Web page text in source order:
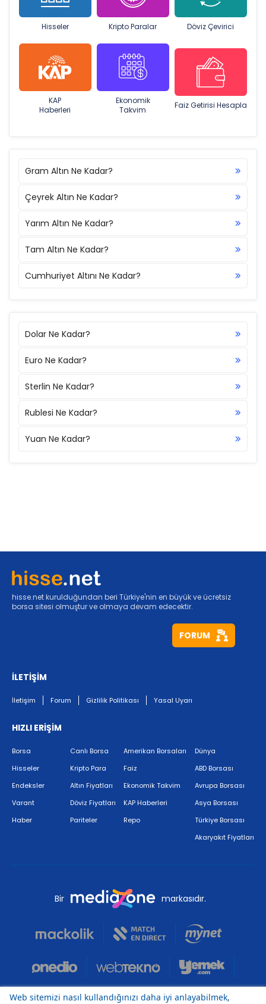
Hisseler Kripto Paralar Döviz Çevirici
KAP
Haberleri
Ekonomik
Takvim
Faiz Getirisi Hesapla
Gram Altın Ne Kadar?
Çeyrek Altın Ne Kadar?
Yarım Altın Ne Kadar?
Tam Altın Ne Kadar?
Cumhuriyet Altını Ne Kadar?
Dolar Ne Kadar?
Euro Ne Kadar?
Sterlin Ne Kadar?
Rublesi Ne Kadar?
Yuan Ne Kadar?
hisse.net kurulduğundan beri Türkiye'nin en büyük ve ücretsiz
borsa sitesi olmuştur ve olmaya devam edecektir.
FORUM
İLETİŞİM
İletişim Forum Gizlilik Politikası Yasal Uyarı
HIZLI ERİŞİM
Borsa
Hisseler
Endeksler
Varant
Haber
Canlı Borsa
Kripto Para
Altın Fiyatları
Döviz Fiyatları
Pariteler
Amerikan Borsaları
Faiz
Ekonomik Takvim
KAP Haberleri
Repo
Dünya
ABD Borsası
Avrupa Borsası
Asya Borsası
Türkiye Borsası
Akaryakıt Fiyatları
Bir markasıdır.